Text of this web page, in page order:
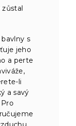
zůstal
s
jeho
a perte
li
a savý
Pro